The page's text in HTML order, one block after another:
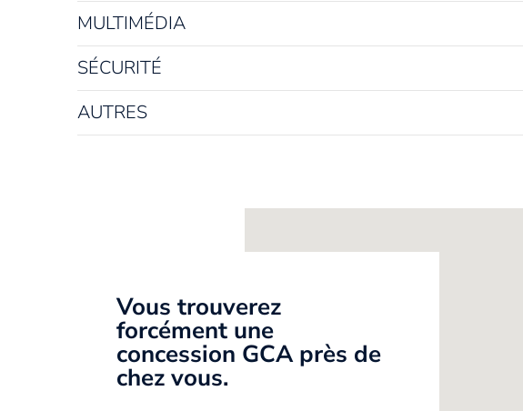
MULTIMÉDIA
SÉCURITÉ
AUTRES
Vous trouverez
forcément une
concession GCA près de
chez vous.